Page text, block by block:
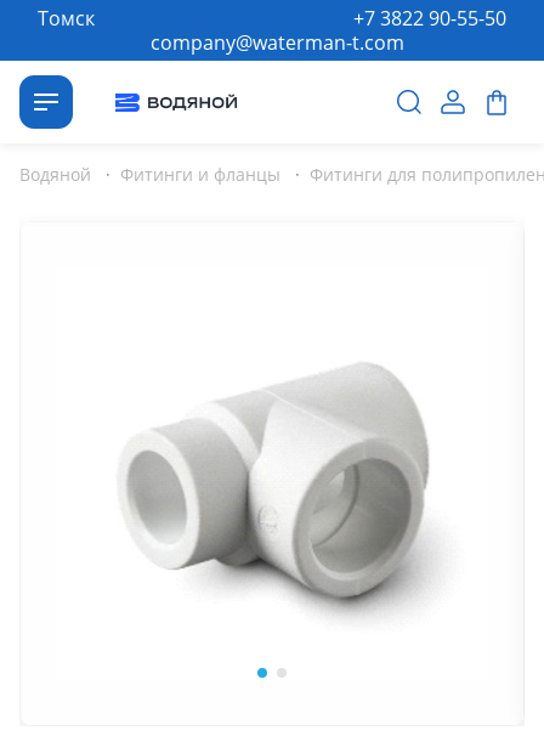
Томск
company@waterman-t.com
+7 3822 90-55-50
Водяной · Фитинги и фланцы · Фитинги для